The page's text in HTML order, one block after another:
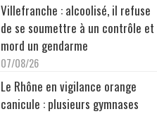
Villefranche : alcoolisé, il refuse
de se soumettre à un contrôle et
mord un gendarme
07/08/26
Le Rhône en vigilance orange
canicule : plusieurs gymnases